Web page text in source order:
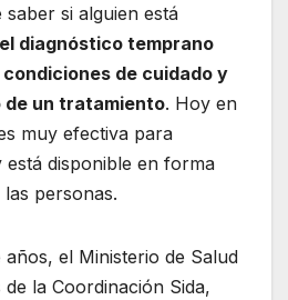
si alguien está
el diagnóstico temprano
de cuidado y
de un tratamiento. Hoy en
muy efectiva para
disponible en forma
personas.
años, el Ministerio de Salud
la Coordinación Sida,